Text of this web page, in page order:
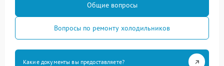
Общие вопросы
Вопросы по ремонту холодильников
Какие документы вы предоставляете?